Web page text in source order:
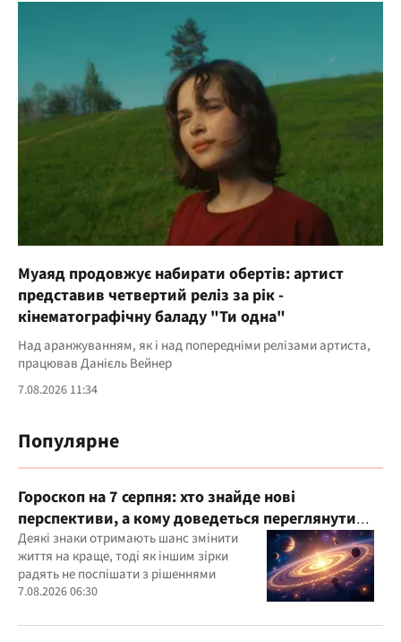
Муаяд продовжує набирати обертів: артист
представив четвертий реліз за рік -
кінематографічну баладу "Ти одна"
Над аранжуванням, як і над попередніми релізами артиста,
працював Данієль Вейнер
7.08.2026 11:34
Популярне
Гороскоп на 7 серпня: хто знайде нові
перспективи, а кому доведеться переглянути
свої пріоритети
Деякі знаки отримають шанс змінити
життя на краще, тоді як іншим зірки
радять не поспішати з рішеннями
7.08.2026 06:30